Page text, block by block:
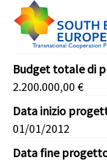
Budget totale di
2.200.000,00 €
Data inizio
01/01/2012
Data fine